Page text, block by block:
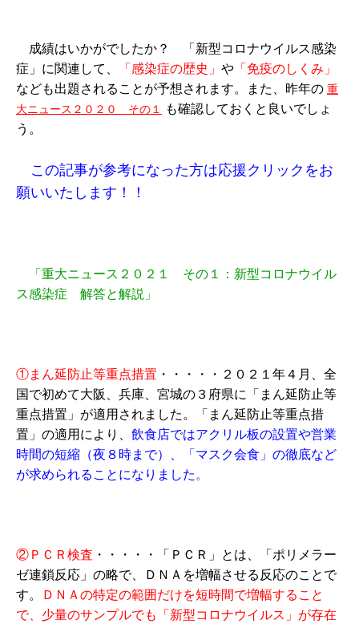
成績はいかがでしたか？ 「新型コロナウイルス感染
症」に関連して、
「感染症の歴史」 や 「免疫のしくみ」
なども出題されることが予想されます。また、昨年の 重
大ニュース２０２０ その１
も確認しておくと良いでしょ
う。
この記事が参考になった方は応援クリックをお
願いいたします！！
「重大ニュース２０２１ その１：新型コロナウイル
ス感染症 解答と解説」
①まん延防止等重点措置 ・・・・・２０２１年４月、全
国で初めて大阪、兵庫、宮城の３府県に「まん延防止等
重点措置」が適用されました。「まん延防止等重点措
置」の適用により、 飲食店ではアクリル板の設置や営業
時間の短縮（夜８時まで）、「マスク会食」の徹底など
が求められることになりました 。
②ＰＣＲ検査 ・・・・・「ＰＣＲ」とは、「ポリメラー
ゼ連鎖反応」の略で、ＤＮＡを増幅させる反応のことで
す。
ＤＮＡの特定の範囲だけを短時間で増幅すること
で、少量のサンプルでも「新型コロナウイルス」が存在